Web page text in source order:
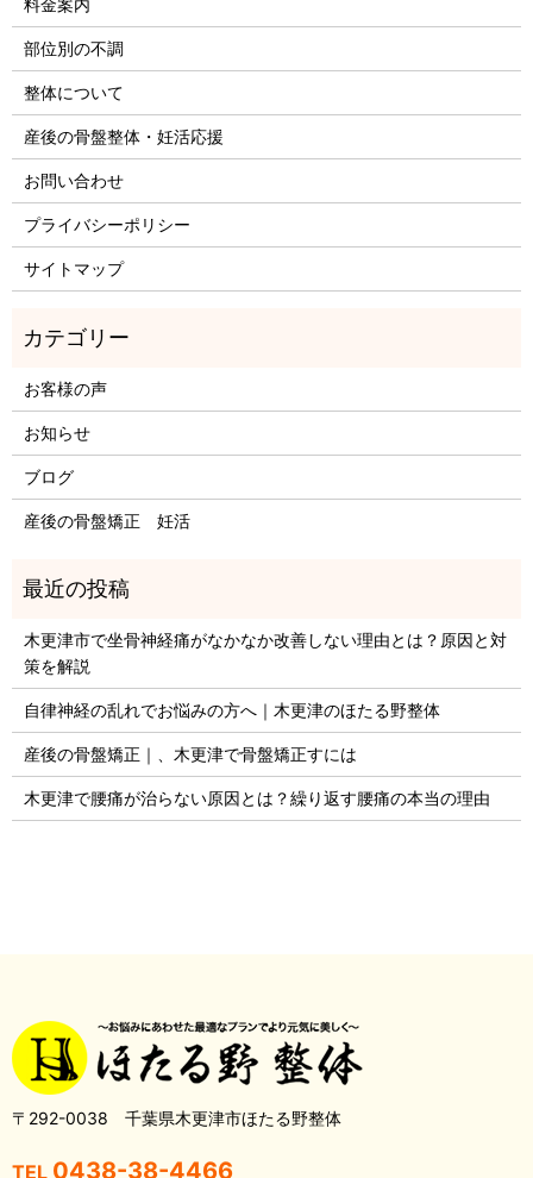
料金案内
部位別の不調
整体について
産後の骨盤整体・妊活応援
お問い合わせ
プライバシーポリシー
サイトマップ
お客様の声
お知らせ
ブログ
産後の骨盤矯正 妊活
木更津市で坐骨神経痛がなかなか改善しない理由とは？原因と対
策を解説
自律神経の乱れでお悩みの方へ｜木更津のほたる野整体
産後の骨盤矯正｜、木更津で骨盤矯正すには
木更津で腰痛が治らない原因とは？繰り返す腰痛の本当の理由
〒292-0038 千葉県木更津市ほたる野整体
TEL 0438-38-4466